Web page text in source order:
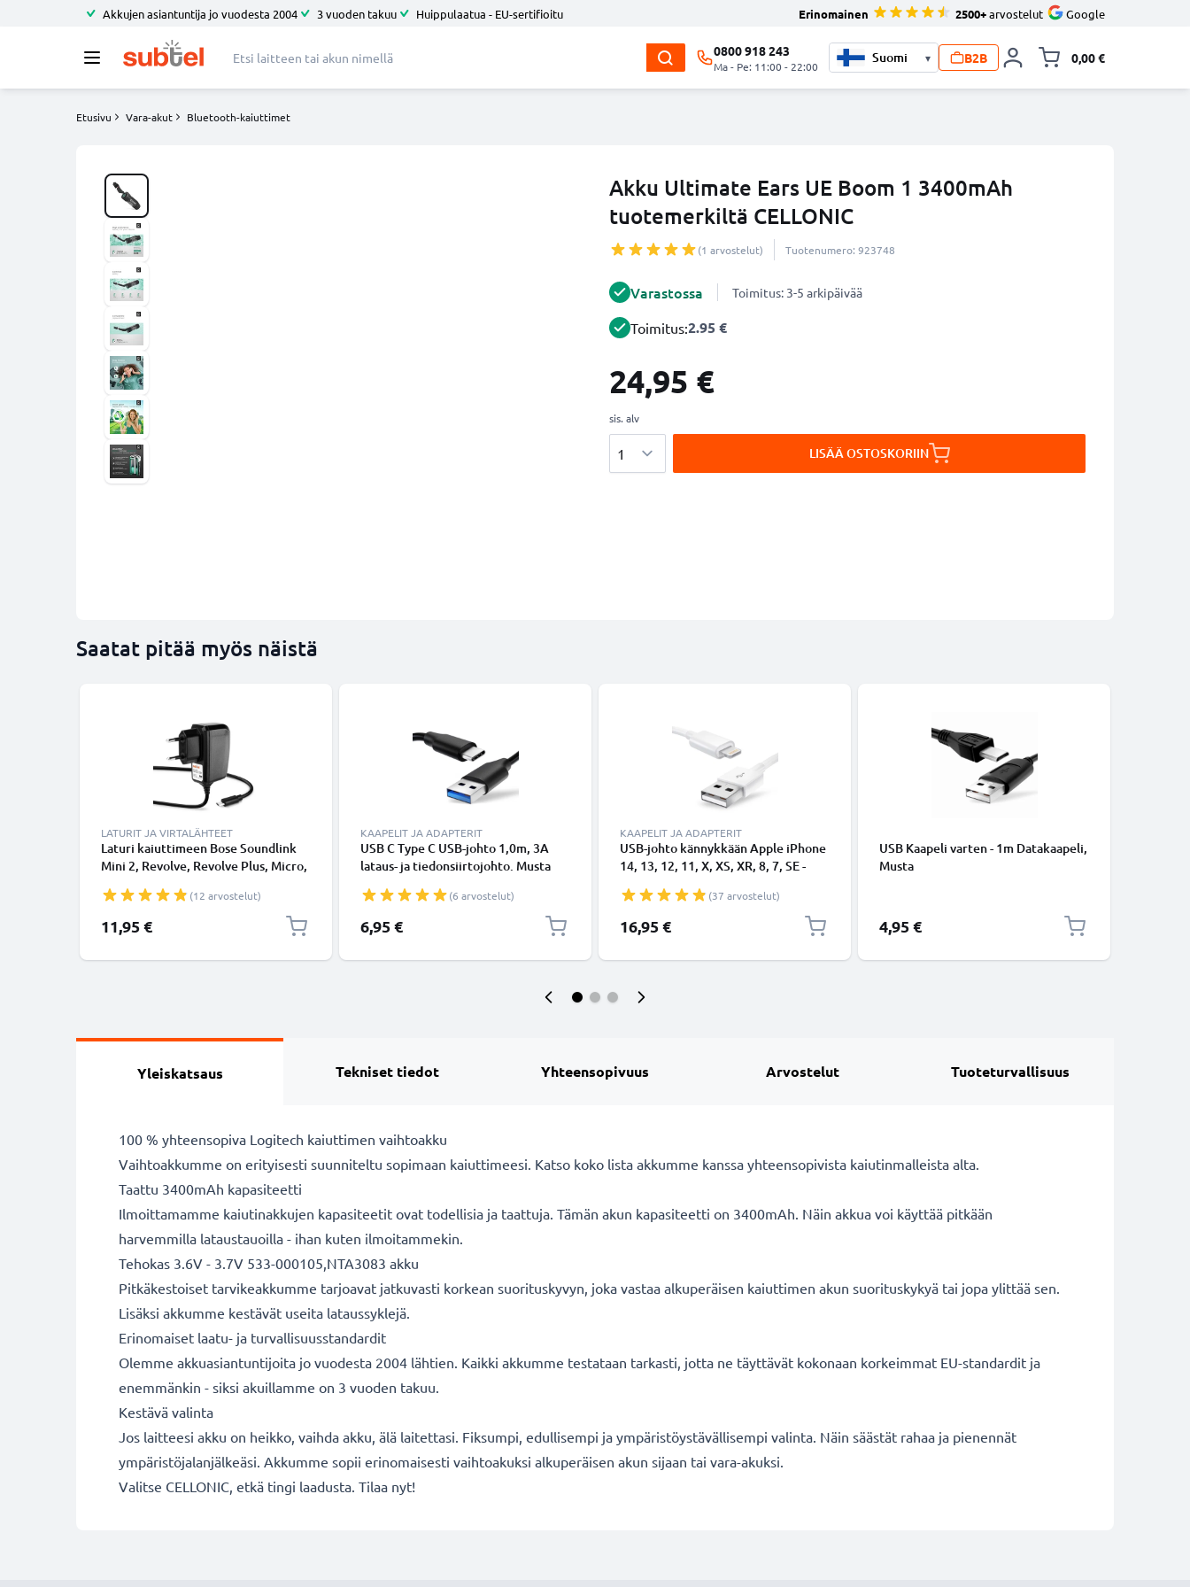
Akkujen asiantuntija jo vuodesta 2004 3 vuoden takuu Huippulaatua - EU-sertifioitu Erinomainen 2500+arvostelut Google
0800 918 243
Ma - Pe: 11:00 - 22:00
▾ B2B 0,00 €
Etusivu Vara-akut Bluetooth-kaiuttimet
Akku Ultimate Ears UE Boom 1 3400mAh
tuotemerkiltä CELLONIC
(1 arvostelut) Tuotenumero: 923748
Varastossa Toimitus: 3-5 arkipäivää
Toimitus:2.95 €
24,95 €
sis. alv
LISÄÄ OSTOSKORIIN
Saatat pitää myös näistä
LATURIT JA VIRTALÄHTEET
Laturi kaiuttimeen Bose Soundlink
Mini 2, Revolve, Revolve Plus, Micro,
2000mA, 1.2m virtajohto, laturi
(12 arvostelut)
11,95 €
KAAPELIT JA ADAPTERIT
USB C Type C USB-johto 1,0m, 3A
lataus- ja tiedonsiirtojohto. Musta
USB-kaapeli
(6 arvostelut)
6,95 €
KAAPELIT JA ADAPTERIT
USB-johto kännykkään Apple iPhone
14, 13, 12, 11, X, XS, XR, 8, 7, SE -
Valkoinen datakaapeli(37 arvostelut)
16,95 €
USB Kaapeli varten - 1m Datakaapeli,
Musta
4,95 €
Yleiskatsaus Tekniset tiedot Yhteensopivuus Arvostelut Tuoteturvallisuus
100 % yhteensopiva Logitech kaiuttimen vaihtoakku
Vaihtoakkumme on erityisesti suunniteltu sopimaan kaiuttimeesi. Katso koko lista akkumme kanssa yhteensopivista kaiutinmalleista alta.
Taattu 3400mAh kapasiteetti
Ilmoittamamme kaiutinakkujen kapasiteetit ovat todellisia ja taattuja. Tämän akun kapasiteetti on 3400mAh. Näin akkua voi käyttää pitkään
harvemmilla lataustauoilla - ihan kuten ilmoitammekin.
Tehokas 3.6V - 3.7V 533-000105,NTA3083 akku
Pitkäkestoiset tarvikeakkumme tarjoavat jatkuvasti korkean suorituskyvyn, joka vastaa alkuperäisen kaiuttimen akun suorituskykyä tai jopa ylittää sen.
Lisäksi akkumme kestävät useita lataussyklejä.
Erinomaiset laatu- ja turvallisuusstandardit
Olemme akkuasiantuntijoita jo vuodesta 2004 lähtien. Kaikki akkumme testataan tarkasti, jotta ne täyttävät kokonaan korkeimmat EU-standardit ja
enemmänkin - siksi akuillamme on 3 vuoden takuu.
Kestävä valinta
Jos laitteesi akku on heikko, vaihda akku, älä laitettasi. Fiksumpi, edullisempi ja ympäristöystävällisempi valinta. Näin säästät rahaa ja pienennät
ympäristöjalanjälkeäsi. Akkumme sopii erinomaisesti vaihtoakuksi alkuperäisen akun sijaan tai vara-akuksi.
Valitse CELLONIC, etkä tingi laadusta. Tilaa nyt!